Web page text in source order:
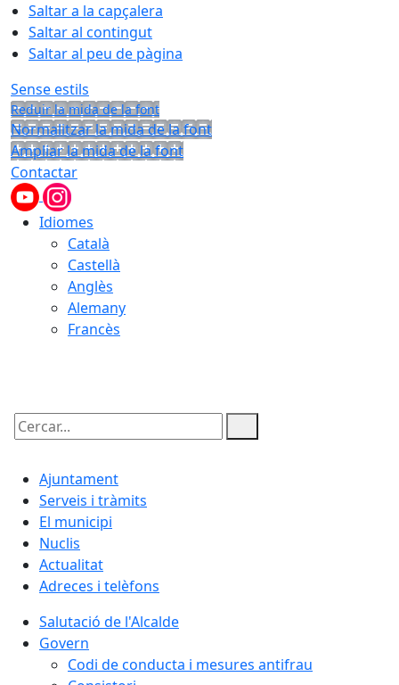
Saltar a la capçalera
Saltar al contingut
Saltar al peu de pàgina
Sense estils
Reduir la mida de la font
Normalitzar la mida de la font
Ampliar la mida de la font
Contactar
Idiomes
Català
Castellà
Anglès
Alemany
Francès
Cercar:
Ajuntament
Serveis i tràmits
El municipi
Nuclis
Actualitat
Adreces i telèfons
Salutació de l'Alcalde
Govern
Codi de conducta i mesures antifrau